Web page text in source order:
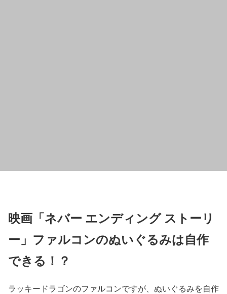
映画「ネバー エンディング ストーリ
ー」ファルコンのぬいぐるみは自作
できる！？
ラッキードラゴンのファルコンですが、 ぬいぐるみを自作